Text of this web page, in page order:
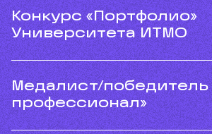
Конкурс «Портфолио»
Университета ИТМО
Медалист/победитель
профессионал»